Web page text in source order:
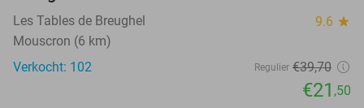
Les Tables de Breughel 9.6 star
Mouscron (6 km)
Verkocht: 102
Regulier €39,70
€21 ,50